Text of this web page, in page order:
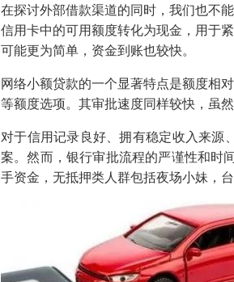
在探讨外部借款渠道的同时，我们也不
信用卡中的可用额度转化为现金，用于
可能更为简单，资金到账也较快。
网络小额贷款的一个显著特点是额度相
等额度选项。其审批速度同样较快，虽
对于信用记录良好、拥有稳定收入来源
案。然而，银行审批流程的严谨性和时
手资金，无抵押类人群包括夜场小妹，